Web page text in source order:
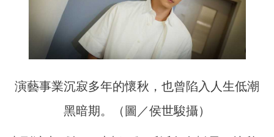
演藝事業沉寂多年的懷秋，也曾陷入人生低潮
黑暗期。（圖／侯世駿攝）